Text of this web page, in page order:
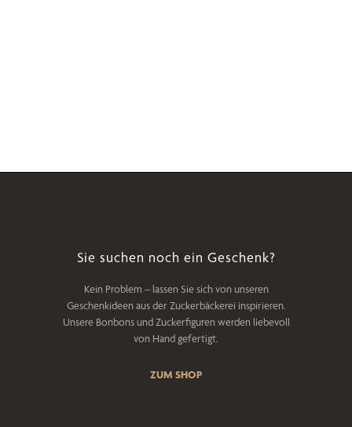
Sie suchen noch ein Geschenk?
Kein Problem – lassen Sie sich von unseren
Geschenkideen aus der Zuckerbäckerei inspirieren.
Unsere Bonbons und Zuckerfiguren werden liebevoll
von Hand gefertigt.
ZUM SHOP